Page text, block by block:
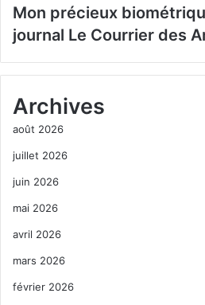
Mon précieux
journal Le Courrier des
Archives
août 2026
juillet 2026
juin 2026
mai 2026
avril 2026
mars 2026
février 2026